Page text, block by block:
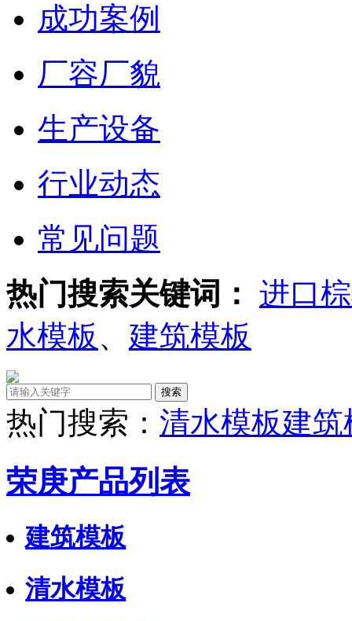
成功案例
厂容厂貌
生产设备
行业动态
常见问题
热门搜索关键词： 进口
水模板 、 建筑模板
热门搜索： 清水模板建筑
荣庚产品列表
建筑模板
清水模板